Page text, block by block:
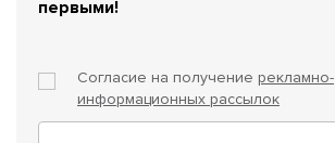
первыми!
Согласие на получение рекламно-
информационных рассылок